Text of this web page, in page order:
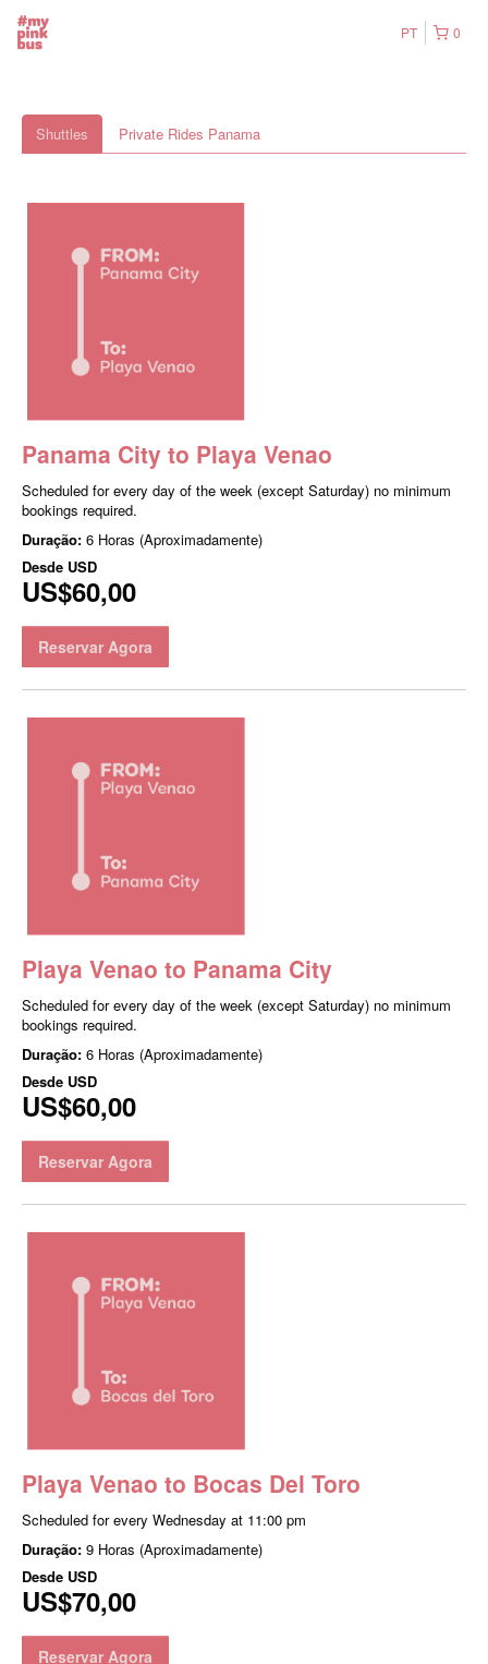
0
PT
Shuttles Private Rides Panama
Panama City to Playa Venao
Scheduled for every day of the week (except Saturday) no minimum
bookings required.
Duração: 6 Horas (Aproximadamente)
Desde USD
US$60,00
Reservar Agora
Playa Venao to Panama City
Scheduled for every day of the week (except Saturday) no minimum
bookings required.
Duração: 6 Horas (Aproximadamente)
Desde USD
US$60,00
Reservar Agora
Playa Venao to Bocas Del Toro
Scheduled for every Wednesday at 11:00 pm
Duração: 9 Horas (Aproximadamente)
Desde USD
US$70,00
Reservar Agora